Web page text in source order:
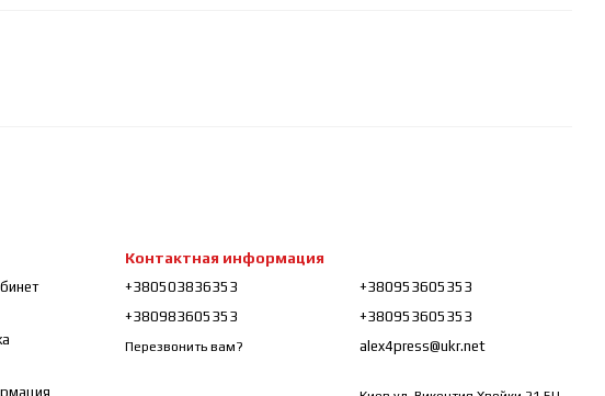
Контактная информация
+380503836353
+380983605353
Перезвонить вам?
+380953605353
+380953605353
alex4press@ukr.net